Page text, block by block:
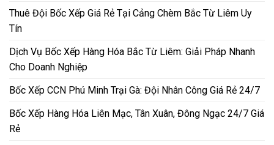
Thuê Đội Bốc Xếp Giá Rẻ Tại Cảng Chèm Bắc Từ Liêm Uy
Tín
Dịch Vụ Bốc Xếp Hàng Hóa Bắc Từ Liêm: Giải Pháp Nhanh
Cho Doanh Nghiệp
Bốc Xếp CCN Phú Minh Trại Gà: Đội Nhân Công Giá Rẻ 24/7
Bốc Xếp Hàng Hóa Liên Mạc, Tân Xuân, Đông Ngạc 24/7 Giá
Rẻ